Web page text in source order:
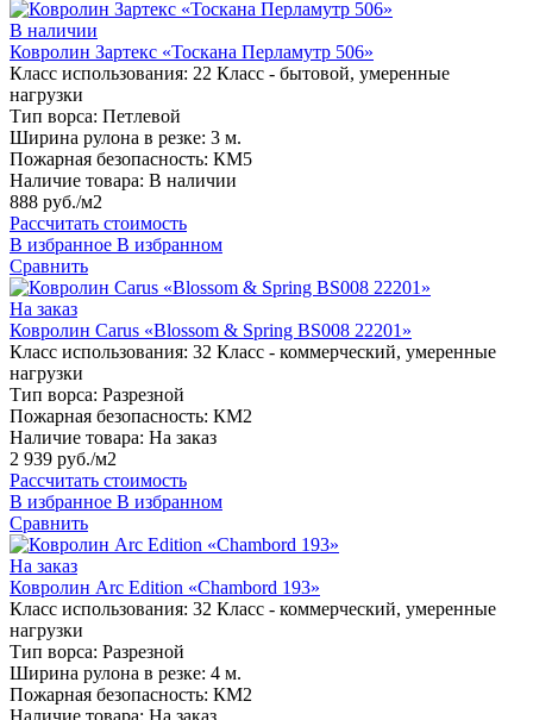
В наличии
Ковролин Зартекс «Тоскана Перламутр 506»
Класс использования: 22 Класс - бытовой, умеренные
нагрузки
Тип ворса: Петлевой
Ширина рулона в резке: 3 м.
Пожарная безопасность: КМ5
Наличие товара: В наличии
888 руб./м2
Рассчитать стоимость
В избранное В избранном
Сравнить
На заказ
Ковролин Carus «Blossom & Spring BS008 22201»
Класс использования: 32 Класс - коммерческий, умеренные
нагрузки
Тип ворса: Разрезной
Пожарная безопасность: КМ2
Наличие товара: На заказ
2 939 руб./м2
Рассчитать стоимость
В избранное В избранном
Сравнить
На заказ
Ковролин Arc Edition «Chambord 193»
Класс использования: 32 Класс - коммерческий, умеренные
нагрузки
Тип ворса: Разрезной
Ширина рулона в резке: 4 м.
Пожарная безопасность: КМ2
Наличие товара: На заказ